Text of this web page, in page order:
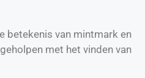
betekenis van mintmark en
met het vinden van